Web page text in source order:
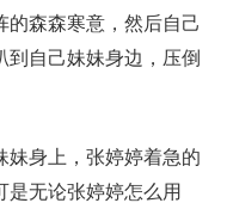
的森森寒意，然后自己
自己妹妹身边，压倒
妹身上，张婷婷着急的
是无论张婷婷怎么用